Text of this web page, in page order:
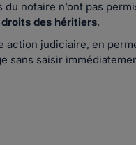
notaire n’ont pas
droits des héritiers.
action judiciaire, en
sans saisir